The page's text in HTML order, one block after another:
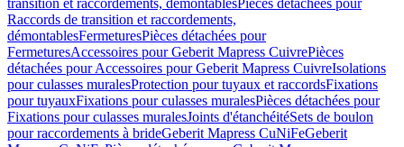
transition et raccordements, démontablesPièces détachées pour
Raccords de transition et raccordements,
démontablesFermeturesPièces détachées pour
FermeturesAccessoires pour Geberit Mapress CuivrePièces
détachées pour Accessoires pour Geberit Mapress CuivreIsolations
pour culasses muralesProtection pour tuyaux et raccordsFixations
pour tuyauxFixations pour culasses muralesPièces détachées pour
Fixations pour culasses muralesJoints d'étanchéitéSets de boulon
pour raccordements à brideGeberit Mapress CuNiFeGeberit